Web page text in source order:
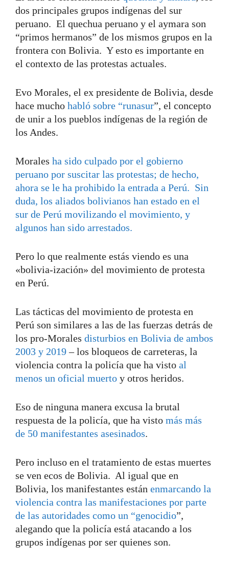
dos principales grupos indígenas del sur
peruano. El quechua peruano y el aymara son
“primos hermanos” de los mismos grupos en la
frontera con Bolivia. Y esto es importante en
el contexto de las protestas actuales.
Evo Morales, el ex presidente de Bolivia, desde
hace mucho habló sobre “runasur”, el concepto
de unir a los pueblos indígenas de la región de
los Andes.
Morales ha sido culpado por el gobierno
peruano por suscitar las protestas; de hecho,
ahora se le ha prohibido la entrada a Perú. Sin
duda, los aliados bolivianos han estado en el
sur de Perú movilizando el movimiento, y
algunos han sido arrestados.
Pero lo que realmente estás viendo es una
«bolivia-ización» del movimiento de protesta
en Perú.
Las tácticas del movimiento de protesta en
Perú son similares a las de las fuerzas detrás de
los pro-Morales disturbios en Bolivia de ambos
2003 y 2019– los bloqueos de carreteras, la
violencia contra la policía que ha visto al
menos un oficial muerto y otros heridos.
Eso de ninguna manera excusa la brutal
respuesta de la policía, que ha visto más más
de 50 manifestantes asesinados.
Pero incluso en el tratamiento de estas muertes
se ven ecos de Bolivia. Al igual que en
Bolivia, los manifestantes están enmarcando la
violencia contra las manifestaciones por parte
de las autoridades como un “genocidio”,
alegando que la policía está atacando a los
grupos indígenas por ser quienes son.